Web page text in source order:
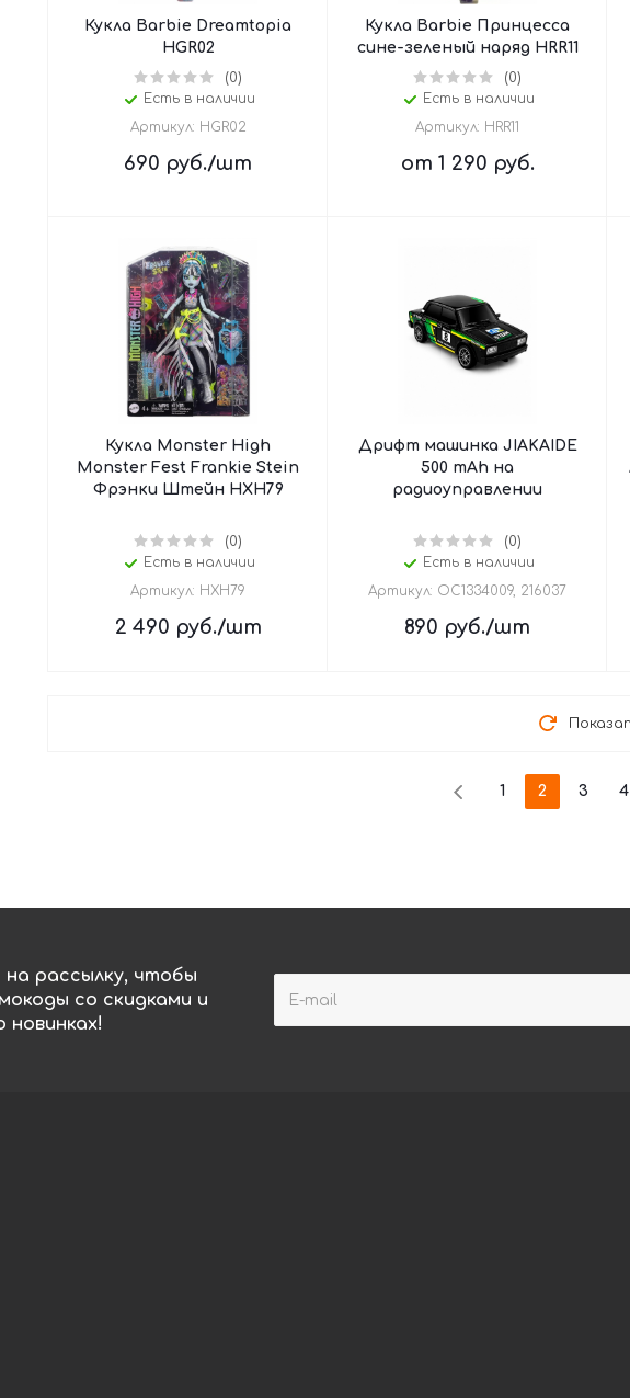
Кукла Barbie Dreamtopia
HGR02
(0)
Есть в наличии
Артикул: HGR02
690 руб./шт
Кукла Barbie Принцесса
сине-зеленый наряд HRR11
(0)
Есть в наличии
Артикул: HRR11
от 1 290 руб.
Кукла Monster High
Monster Fest Frankie Stein
Фрэнки Штейн HXH79
(0)
Есть в наличии
Артикул: HXH79
2 490 руб./шт
Дрифт машинка JIAKAIDE
500 mAh на
радиоуправлении
(0)
Есть в наличии
Артикул: OC1334009, 216037
890 руб./шт
1 2 3 4
рассылку, чтобы
со скидками и